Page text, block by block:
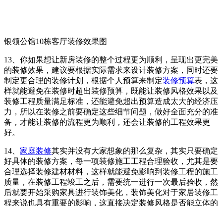
银领公馆10栋客厅装修效果图
13、你如果想让新房装修的整个过程更为顺利，呈现出更完美
的装修效果，建议要根据实际需求来设计装修方案，同时还要
制定更合理的装修计划，根据个人预算来制定装修预算表，这
样就能避免在装修时超出装修预算，既能让装修风格效果以及
装修工程质量满足标准，还能避免超出预算造成太大的经济压
力，所以在装修之前要确定这些细节问题，做好全面充分的准
备，才能让装修的流程更为顺利，还会让装修的工程效果更
好。
14、 家庭装修其实并没有大家想象的那么复杂，其实只要确定
好具体的装修方案，每一项装修施工工程合理验收，尤其是要
合理选择装修建材材料，这样就能避免影响到装修工程的施工
质量，在装修工程竣工之后，需要统一进行一次最后验收，然
后就要开始采购家具进行装饰美化，装饰美化对于家居装修工
程来说也具有重要的影响，这直接决定装修风格是否能立体的